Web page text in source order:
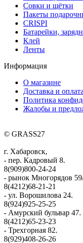
Совки и щётки
Пакеты
CRISPI
Батарейки,
Клей
Ленты
Информация
О магазине
Доставка и оплата
Политика
Жалобы и
© GRASS27
г. Хабаровск,
- пер. Кадровый 8.
8(909)800-24-24
- рынок Многорядов
8(4212)68-21-21
- ул. Ворошилова 24.
8(924)925-25-25
- Амурский бульвар 47.
8(4212)65-23-23
- Трехгорная 82.
8(929)408-26-26